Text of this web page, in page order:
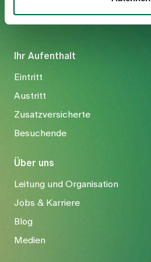
Ihr Aufenthalt
Eintritt
Austritt
Zusatzversicherte
Besuchende
Über uns
Leitung und Organisation
Jobs & Karriere
Blog
Medien